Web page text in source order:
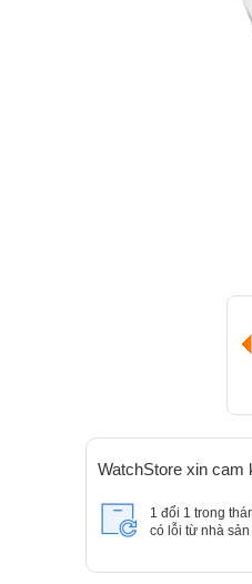
WatchStore xin cam
1 đổi 1 trong
có lỗi từ nhà sản